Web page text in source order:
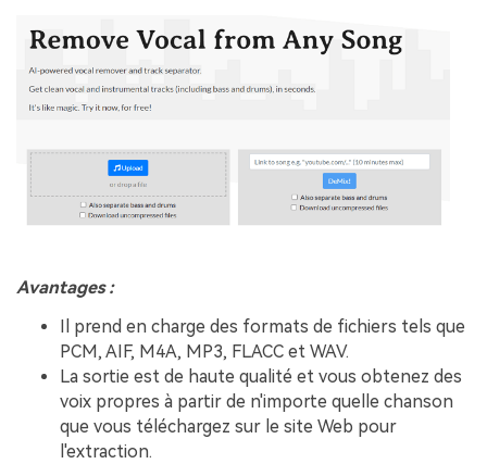
Avantages :
Il prend en charge des formats de fichiers tels que
PCM, AIF, M4A, MP3, FLACC et WAV.
La sortie est de haute qualité et vous obtenez des
voix propres à partir de n'importe quelle chanson
que vous téléchargez sur le site Web pour
l'extraction.